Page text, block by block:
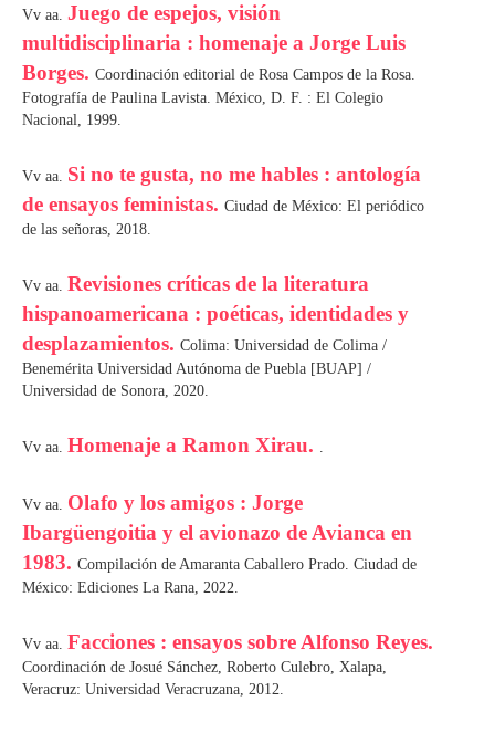
Vv aa. Juego de espejos, visión
multidisciplinaria : homenaje a Jorge Luis
Borges. Coordinación editorial de Rosa Campos de la Rosa.
Fotografía de Paulina Lavista. México, D. F. : El Colegio
Nacional, 1999.
Vv aa. Si no te gusta, no me hables : antología
de ensayos feministas. Ciudad de México: El periódico
de las señoras, 2018.
Vv aa. Revisiones críticas de la literatura
hispanoamericana : poéticas, identidades y
desplazamientos. Colima: Universidad de Colima /
Benemérita Universidad Autónoma de Puebla [BUAP] /
Universidad de Sonora, 2020.
Vv aa. Homenaje a Ramon Xirau. .
Vv aa. Olafo y los amigos : Jorge
Ibargüengoitia y el avionazo de Avianca en
1983. Compilación de Amaranta Caballero Prado. Ciudad de
México: Ediciones La Rana, 2022.
Vv aa. Facciones : ensayos sobre Alfonso Reyes.
Coordinación de Josué Sánchez, Roberto Culebro, Xalapa,
Veracruz: Universidad Veracruzana, 2012.